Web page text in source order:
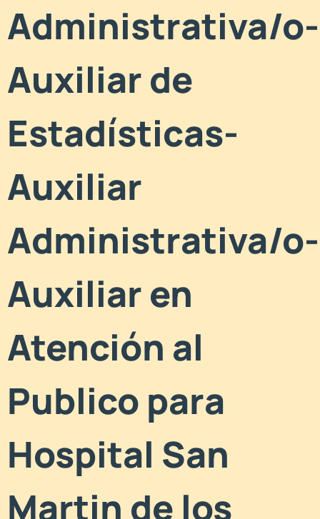
Administrativa/o-
Auxiliar de
Estadísticas-
Auxiliar
Administrativa/o-
Auxiliar en
Atención al
Publico para
Hospital San
Martin de los